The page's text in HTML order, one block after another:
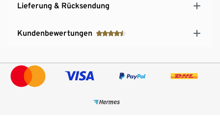
Lieferung & Rücksendung
Kundenbewertungen